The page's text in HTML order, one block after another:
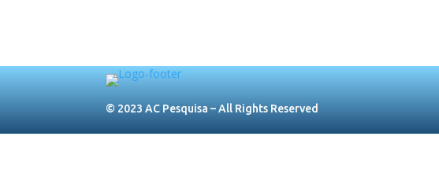
© 2023 AC Pesquisa – All Rights Reserved